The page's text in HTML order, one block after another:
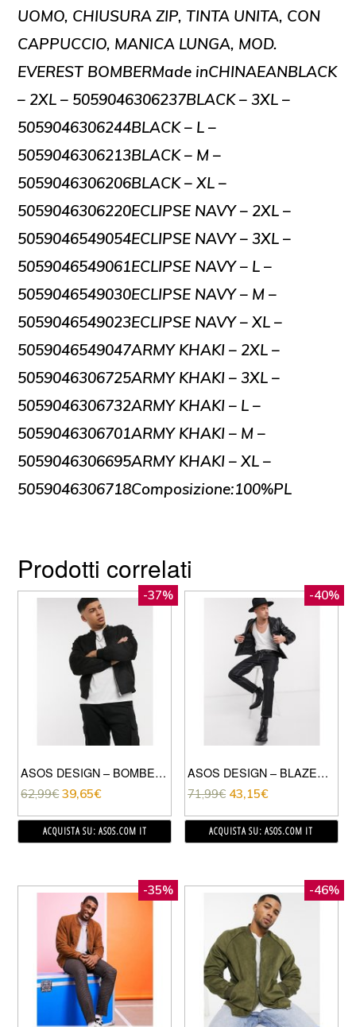
UOMO, CHIUSURA ZIP, TINTA UNITA, CON
CAPPUCCIO, MANICA LUNGA, MOD.
EVEREST BOMBERMade inCHINAEANBLACK
– 2XL – 5059046306237BLACK – 3XL –
5059046306244BLACK – L –
5059046306213BLACK – M –
5059046306206BLACK – XL –
5059046306220ECLIPSE NAVY – 2XL –
5059046549054ECLIPSE NAVY – 3XL –
5059046549061ECLIPSE NAVY – L –
5059046549030ECLIPSE NAVY – M –
5059046549023ECLIPSE NAVY – XL –
5059046549047ARMY KHAKI – 2XL –
5059046306725ARMY KHAKI – 3XL –
5059046306732ARMY KHAKI – L –
5059046306701ARMY KHAKI – M –
5059046306695ARMY KHAKI – XL –
5059046306718Composizione:100%PL
Prodotti correlati
-37%
ASOS DESIGN – BOMBER IN CAMOSCIO SINTETICO NERO
62,99€ 39,65€
ACQUISTA SU: ASOS.COM IT
-40%
ASOS DESIGN – BLAZER SKINNY NERO IN ECOPELLE
71,99€ 43,15€
ACQUISTA SU: ASOS.COM IT
-35% -46%